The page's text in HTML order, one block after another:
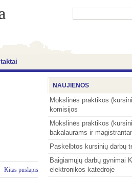
Kitas puslapis
NAUJIENOS
Mokslinės praktikos
komisijos
Mokslinės praktikos
bakalaurams ir
Paskelbtos kursinių darbų
Baigiamųjų darbų gynimai
elektronikos katedroje